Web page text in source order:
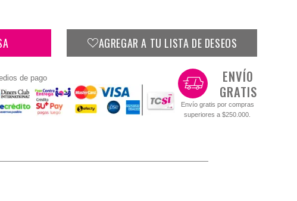
AGREGAR A TU LISTA DE DESEOS
de pago
ENVÍO
GRATIS
Envío gratis por compras
superiores a $250.000.